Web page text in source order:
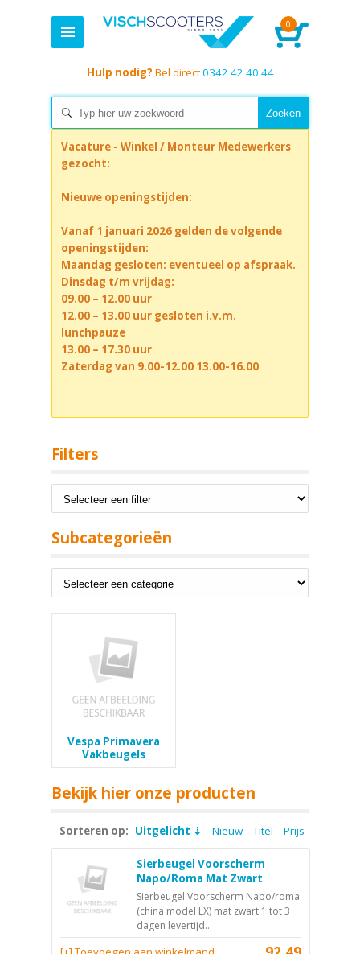
0
Hulp nodig? Bel direct0342 42 40 44
Vacature - Winkel / Monteur Medewerkers
gezocht:
Nieuwe openingstijden:
Vanaf 1 januari 2026 gelden de volgende
openingstijden:
Maandag gesloten: eventueel op afspraak.
Dinsdag t/m vrijdag:
09.00 – 12.00 uur
12.00 – 13.00 uur gesloten i.v.m.
lunchpauze
13.00 – 17.30 uur
Zaterdag van 9.00-12.00 13.00-16.00
Filters
Subcategorieën
Vespa Primavera
Vakbeugels
Bekijk hier onze producten
Sorteren op: Uitgelicht Nieuw Titel Prijs
Sierbeugel Voorscherm
Napo/Roma Mat Zwart
Sierbeugel Voorscherm Napo/roma
(china model LX) mat zwart 1 tot 3
dagen levertijd..